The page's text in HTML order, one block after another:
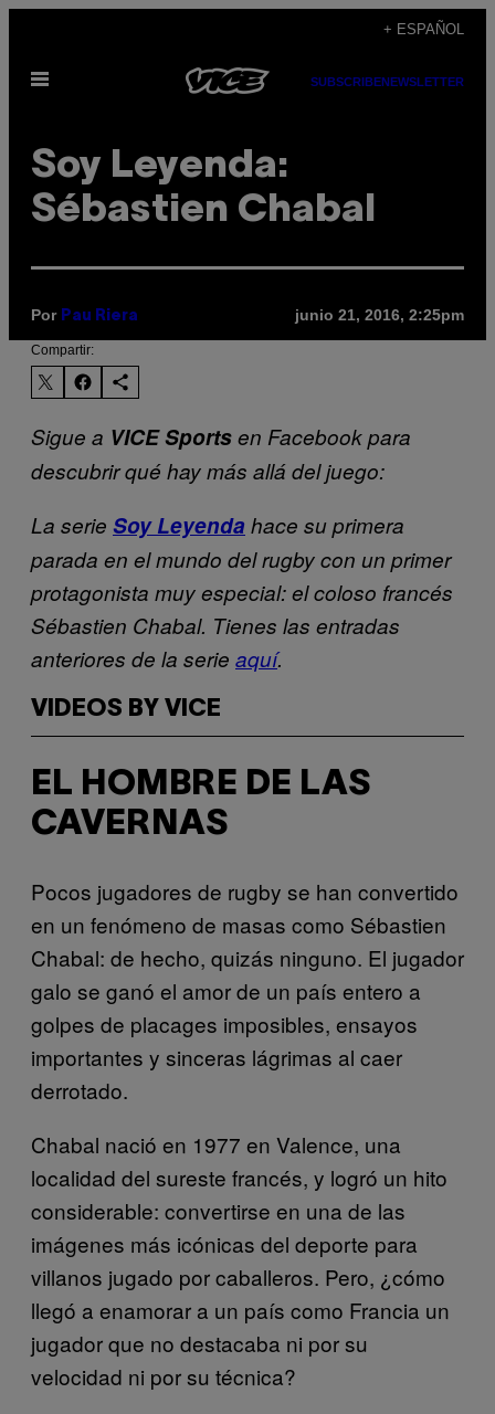
contenido
+ ESPAÑOL
Abrir
SUBSCRIBENEWSLETTER
Soy Leyenda:
Sébastien Chabal
Por Pau Riera junio 21, 2016, 2:25pm
Compartir:
Sigue a VICE Sportsen Facebook para
descubrir qué hay más allá del juego:
La serie Soy Leyenda hace su primera
parada en el mundo del rugby con un primer
protagonista muy especial: el coloso francés
Sébastien Chabal. Tienes las entradas
anteriores de la serie aquí.
VIDEOS BY VICE
EL HOMBRE DE LAS
CAVERNAS
Pocos jugadores de rugby se han convertido
en un fenómeno de masas como Sébastien
Chabal: de hecho, quizás ninguno. El jugador
galo se ganó el amor de un país entero a
golpes de placages imposibles, ensayos
importantes y sinceras lágrimas al caer
derrotado.
Chabal nació en 1977 en Valence, una
localidad del sureste francés, y logró un hito
considerable: convertirse en una de las
imágenes más icónicas del deporte para
villanos jugado por caballeros. Pero, ¿cómo
llegó a enamorar a un país como Francia un
jugador que no destacaba ni por su
velocidad ni por su técnica?